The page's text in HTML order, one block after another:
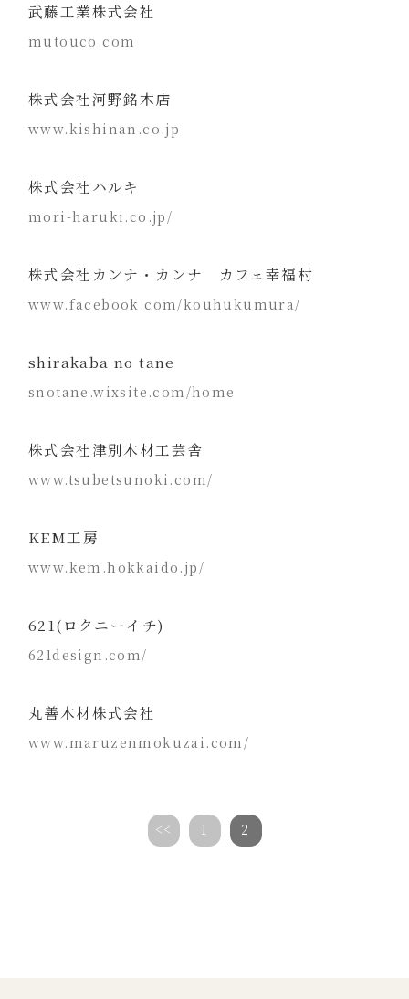
武藤工業株式会社
mutouco.com
株式会社河野銘木店
www.kishinan.co.jp
株式会社ハルキ
mori-haruki.co.jp/
株式会社カンナ・カンナ カフェ幸福村
www.facebook.com/kouhukumura/
shirakaba no tane
snotane.wixsite.com/home
株式会社津別木材工芸舎
www.tsubetsunoki.com/
KEM工房
www.kem.hokkaido.jp/
621(ロクニーイチ)
621design.com/
丸善木材株式会社
www.maruzenmokuzai.com/
<< 1 2